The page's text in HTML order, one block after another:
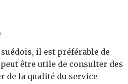
il est préférable de
être utile de consulter des
de la qualité du service